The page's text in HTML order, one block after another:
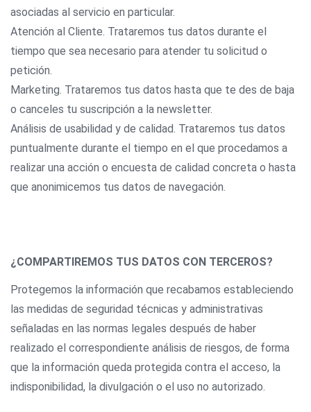
asociadas al servicio en particular.
Atención al Cliente. Trataremos tus datos durante el
tiempo que sea necesario para atender tu solicitud o
petición.
Marketing. Trataremos tus datos hasta que te des de baja
o canceles tu suscripción a la newsletter.
Análisis de usabilidad y de calidad. Trataremos tus datos
puntualmente durante el tiempo en el que procedamos a
realizar una acción o encuesta de calidad concreta o hasta
que anonimicemos tus datos de navegación.
¿COMPARTIREMOS TUS DATOS CON TERCEROS?
Protegemos la información que recabamos estableciendo
las medidas de seguridad técnicas y administrativas
señaladas en las normas legales después de haber
realizado el correspondiente análisis de riesgos, de forma
que la información queda protegida contra el acceso, la
indisponibilidad, la divulgación o el uso no autorizado.